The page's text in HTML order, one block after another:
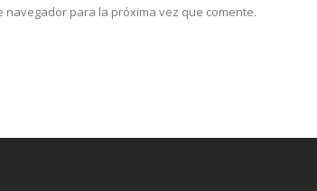
para la próxima vez que comente.